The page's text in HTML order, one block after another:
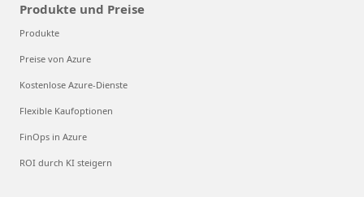
Produkte und Preise
Produkte
Preise von Azure
Kostenlose Azure-Dienste
Flexible Kaufoptionen
FinOps in Azure
ROI durch KI steigern